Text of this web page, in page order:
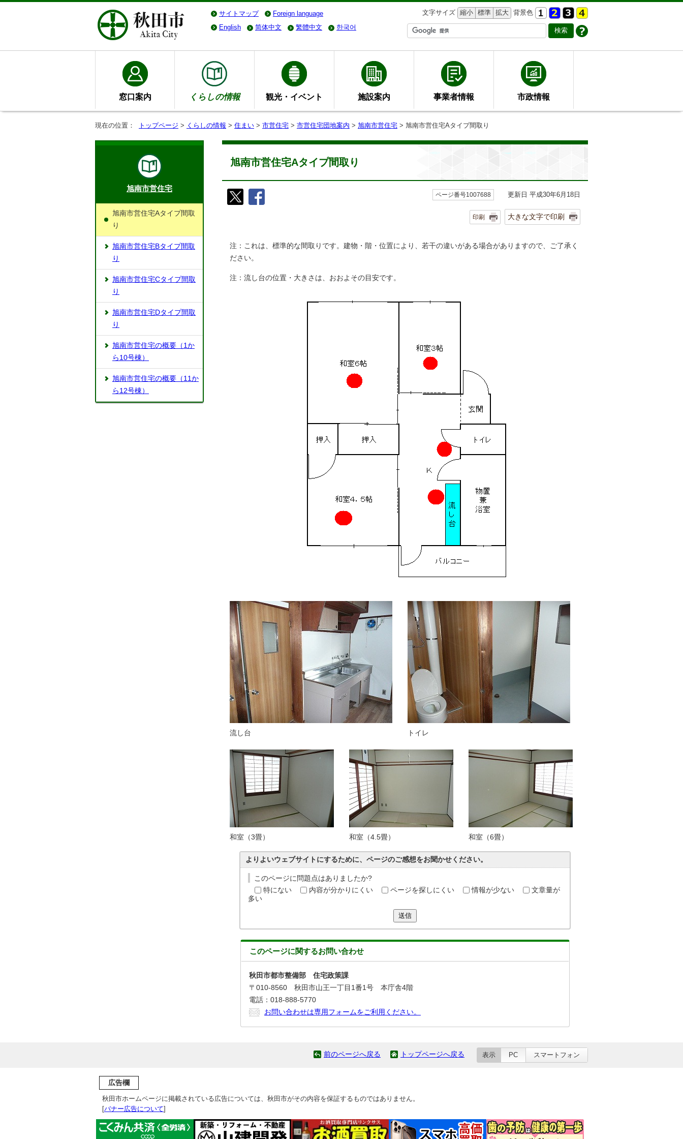
サイトマップ Foreign language 文字サイズ 縮小 標準 拡大 背景色
English
简体中文 繁體中文 한국어
窓口案内 くらしの情報 観光・イベント 施設案内 事業者情報 市政情報
現在の位置： トップページ > くらしの情報 > 住まい > 市営住宅 > 市営住宅団地案内 > 旭南市営住宅 > 旭南市営住宅Aタイプ間取り
旭南市営住宅Aタイプ間取り
ページ番号1007688 更新日 平成30年6月18日
印刷 大きな文字で印刷
注：これは、標準的な間取りです。建物・階・位置により、若干の違いがある場合がありますので、ご了承く
ださい。
注：流し台の位置・大きさは、おおよその目安です。
流し台 トイレ
和室（3畳） 和室（4.5畳） 和室（6畳）
よりよいウェブサイトにするために、ページのご感想をお聞かせください。
このページに問題点はありましたか?
特にない
内容が分かりにくい ページを探しにくい 情報が少ない
文章量が
多い
送信
このページに関するお問い合わせ
秋田市都市整備部 住宅政策課
〒010-8560 秋田市山王一丁目1番1号 本庁舎4階
電話：018-888-5770
お問い合わせは専用フォームをご利用ください。
旭南市営住宅
旭南市営住宅Aタイプ間取
り
旭南市営住宅Bタイプ間取
り
旭南市営住宅Cタイプ間取
り
旭南市営住宅Dタイプ間取
り
旭南市営住宅の概要（1か
ら10号棟）
旭南市営住宅の概要（11か
ら12号棟）
前のページへ戻る トップページへ戻る 表示 PC スマートフォン
広告欄
秋田市ホームページに掲載されている広告については、秋田市がその内容を保証するものではありません。
[バナー広告について]